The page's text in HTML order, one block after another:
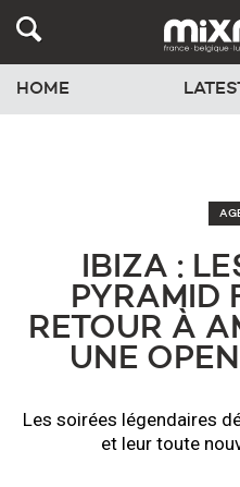
HOME
IBIZA :
PYRAMID
RETOUR À
UNE
Les soirées légendaires
et leur toute